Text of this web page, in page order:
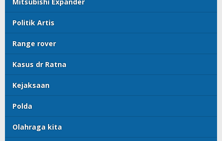
Mitsubishi Expander
Politik Artis
Range rover
Kasus dr Ratna
Kejaksaan
Polda
Olahraga kita